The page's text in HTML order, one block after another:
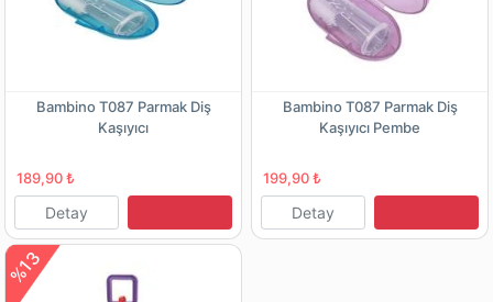
Bambino T087 Parmak Diş
Kaşıyıcı
189,90 ₺
Detay
Bambino T087 Parmak Diş
Kaşıyıcı Pembe
199,90 ₺
Detay
%13